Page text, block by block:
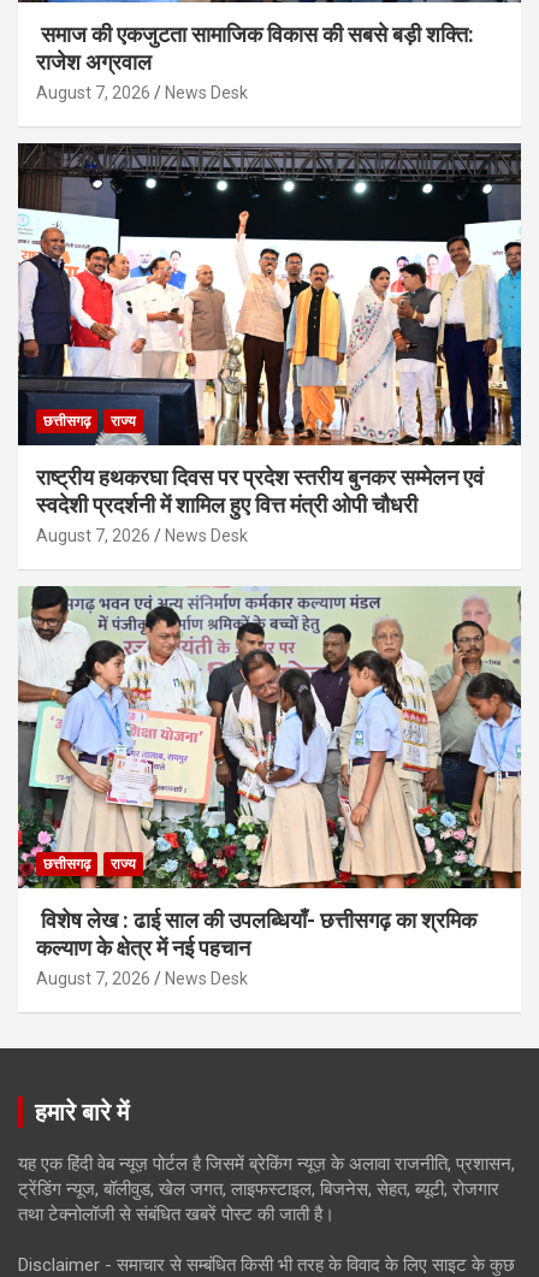
समाज की एकजुटता सामाजिक विकास की सबसे बड़ी शक्ति:
राजेश अग्रवाल
August 7, 2026 News Desk
छत्तीसगढ़ राज्य
राष्ट्रीय हथकरघा दिवस पर प्रदेश स्तरीय बुनकर सम्मेलन एवं
स्वदेशी प्रदर्शनी में शामिल हुए वित्त मंत्री ओपी चौधरी
August 7, 2026 News Desk
छत्तीसगढ़ राज्य
विशेष लेख : ढाई साल की उपलब्धियाँ- छत्तीसगढ़ का श्रमिक
कल्याण के क्षेत्र में नई पहचान
August 7, 2026 News Desk
हमारे बारे में
यह एक हिंदी वेब न्यूज़ पोर्टल है जिसमें ब्रेकिंग न्यूज़ के अलावा राजनीति, प्रशासन,
ट्रेंडिंग न्यूज, बॉलीवुड, खेल जगत, लाइफस्टाइल, बिजनेस, सेहत, ब्यूटी, रोजगार
तथा टेक्नोलॉजी से संबंधित खबरें पोस्ट की जाती है।
Disclaimer - समाचार से सम्बंधित किसी भी तरह के विवाद के लिए साइट के कुछ